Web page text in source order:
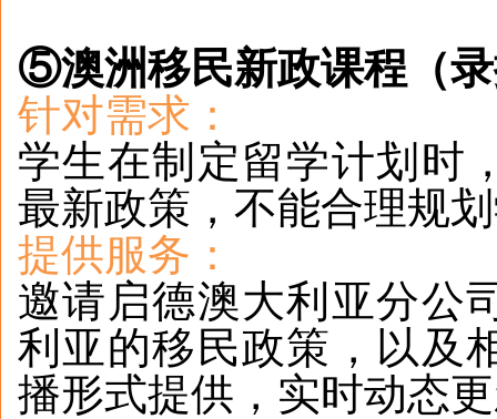
⑤澳洲移民新政课程（
针对需求：
学生在制定留学计划时
最新政策，不能合理规
提供服务：
邀请启德澳大利亚分公
利亚的移民政策，以及
播形式提供，实时动态